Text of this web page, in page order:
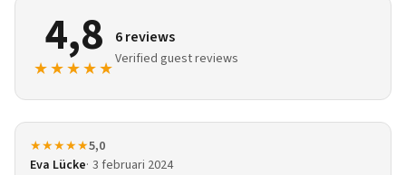
4,8
★★★★★
6 reviews
Verified guest reviews
★★★★★5,0
Eva Lücke 3 februari 2024